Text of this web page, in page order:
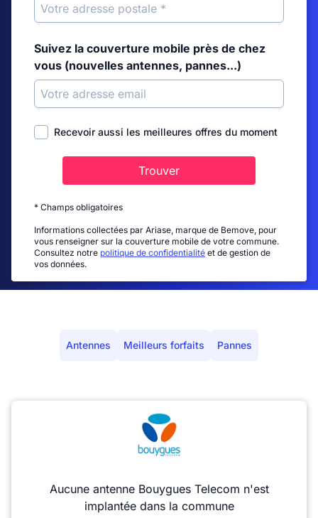
Suivez la couverture mobile près de chez
vous (nouvelles antennes, pannes...)
Recevoir aussi les meilleures offres du moment
Trouver
* Champs obligatoires
Informations collectées par Ariase, marque de Bemove, pour
vous renseigner sur la couverture mobile de votre commune.
Consultez notre politique de confidentialité et de gestion de
vos données.
Antennes Meilleurs forfaits Pannes
Aucune antenne Bouygues Telecom n'est
implantée dans la commune